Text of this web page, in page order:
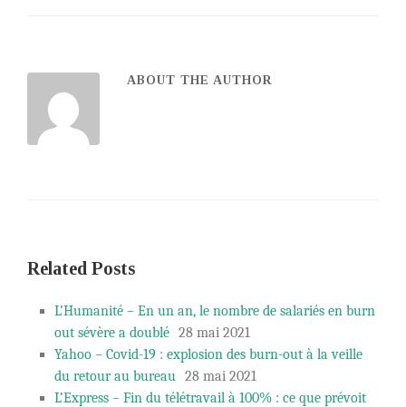
ABOUT THE AUTHOR
Related Posts
L’Humanité – En un an, le nombre de salariés en burn
out sévère a doublé 28 mai 2021
Yahoo – Covid-19 : explosion des burn-out à la veille
du retour au bureau 28 mai 2021
L’Express – Fin du télétravail à 100% : ce que prévoit